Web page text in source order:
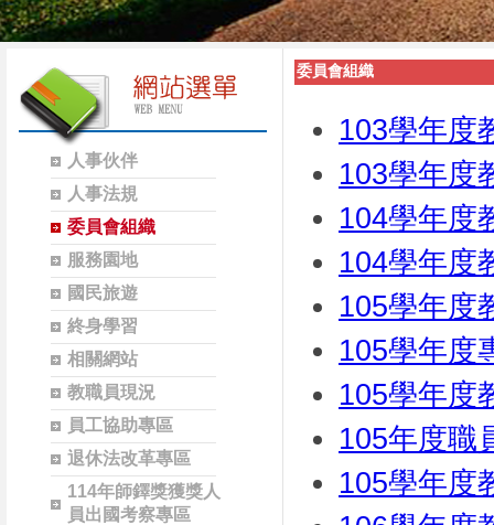
人事伙伴
人事法規
委員會組織
服務園地
國民旅遊
終身學習
相關網站
教職員現況
員工協助專區
退休法改革專區
114年師鐸獎獲獎人
員出國考察專區
委員會組織
103學年度
103學年度
104學年度
104學年度
105學年度
105學年度
105學年度
105年度職
105學年度